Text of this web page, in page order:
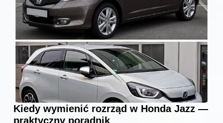
Kiedy wymienić rozrząd w Honda Jazz —
praktyczny poradnik